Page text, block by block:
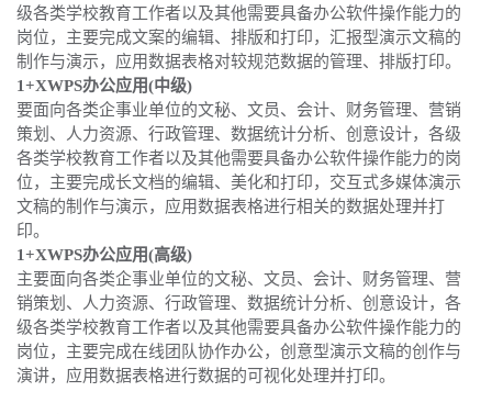
级各类学校教育工作者以及其他需要具备办公软件操作能力的
岗位，主要完成文案的编辑、排版和打印，汇报型演示文稿的
制作与演示，应用数据表格对较规范数据的管理、排版打印。
1+XWPS办公应用(中级)
要面向各类企事业单位的文秘、文员、会计、财务管理、营销
策划、人力资源、行政管理、数据统计分析、创意设计，各级
各类学校教育工作者以及其他需要具备办公软件操作能力的岗
位，主要完成长文档的编辑、美化和打印，交互式多媒体演示
文稿的制作与演示，应用数据表格进行相关的数据处理并打
印。
1+XWPS办公应用(高级)
主要面向各类企事业单位的文秘、文员、会计、财务管理、营
销策划、人力资源、行政管理、数据统计分析、创意设计，各
级各类学校教育工作者以及其他需要具备办公软件操作能力的
岗位，主要完成在线团队协作办公，创意型演示文稿的创作与
演讲，应用数据表格进行数据的可视化处理并打印。